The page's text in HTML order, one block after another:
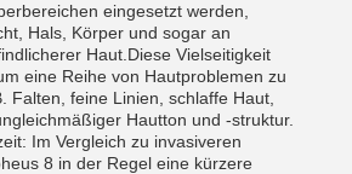
eingesetzt werden,
Hals, Körper und sogar an
Haut.Diese Vielseitigkeit
eine Reihe von Hautproblemen zu
Falten, feine Linien, schlaffe Haut,
Hautton und -struktur.
Im Vergleich zu invasiveren
8 in der Regel eine kürzere